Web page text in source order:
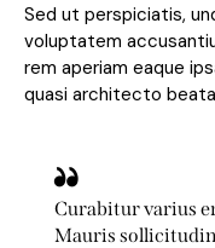
Sed ut perspiciatis,
voluptatem
rem aperiam eaque
quasi architecto
Curabitur varius
Mauris